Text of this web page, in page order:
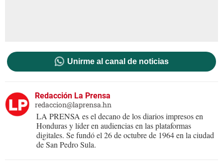
Unirme al canal de noticias
Redacción La Prensa
redaccion@laprensa.hn
LA PRENSA es el decano de los diarios impresos en
Honduras y líder en audiencias en las plataformas
digitales. Se fundó el 26 de octubre de 1964 en la ciudad
de San Pedro Sula.